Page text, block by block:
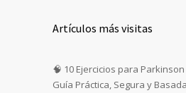
Artículos más visitas
🧠 10 Ejercicios para
Guía Práctica, Segura y